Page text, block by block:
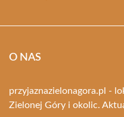
O NAS
przyjaznazielonagora.pl -
Zielonej Góry i okolic.